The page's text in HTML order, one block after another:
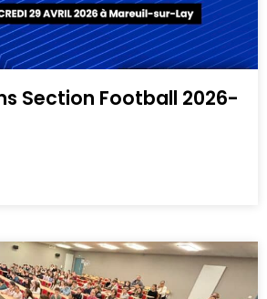
Section Football 2026-